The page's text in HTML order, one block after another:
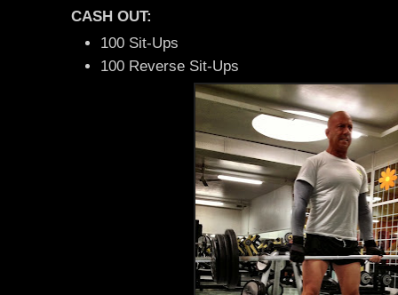
CASH OUT:
100 Sit-Ups
100 Reverse Sit-Ups